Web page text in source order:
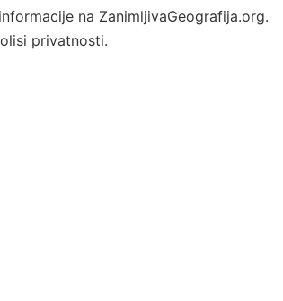
na ZanimljivaGeografija.org.
privatnosti.